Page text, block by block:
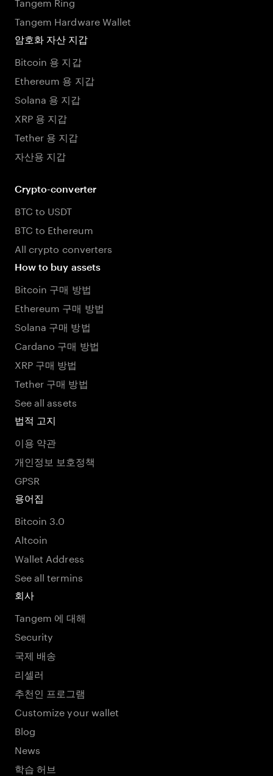
Tangem Hardware Wallet
암호화 자산 지갑
Bitcoin 용 지갑
Ethereum 용 지갑
Solana 용 지갑
XRP 용 지갑
Tether 용 지갑
자산용 지갑
Crypto-converter
BTC to USDT
BTC to Ethereum
All crypto converters
How to buy assets
Bitcoin 구매 방법
Ethereum 구매 방법
Solana 구매 방법
Cardano 구매 방법
XRP 구매 방법
Tether 구매 방법
See all assets
법적 고지
이용 약관
개인정보 보호정책
GPSR
용어집
Bitcoin 3.0
Altcoin
Wallet Address
See all termins
회사
Tangem 에 대해
Security
국제 배송
리셀러
추천인 프로그램
Customize your wallet
Blog
News
학습 허브